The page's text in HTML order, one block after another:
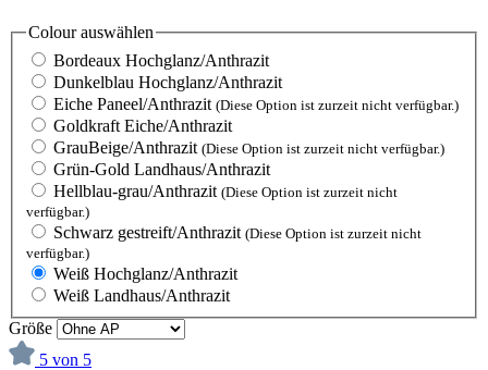
Colourauswählen
Bordeaux Hochglanz/Anthrazit
Dunkelblau Hochglanz/Anthrazit
Eiche Paneel/Anthrazit (Diese Option ist zurzeit nicht verfügbar.)
Goldkraft Eiche/Anthrazit
GrauBeige/Anthrazit (Diese Option ist zurzeit nicht verfügbar.)
Grün-Gold Landhaus/Anthrazit
Hellblau-grau/Anthrazit (Diese Option ist zurzeit nicht
verfügbar.)
Schwarz gestreift/Anthrazit (Diese Option ist zurzeit nicht
verfügbar.)
Weiß Hochglanz/Anthrazit
Weiß Landhaus/Anthrazit
Größe
5 von 5